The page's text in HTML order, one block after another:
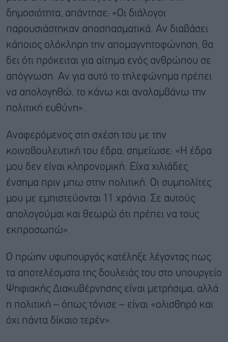
δημοσιότητα, απάντησε: «Οι διάλογοι
παρουσιάστηκαν αποσπασματικά. Αν διαβάσει
κάποιος ολόκληρη την απομαγνητοφώνηση, θα
δει ότι πρόκειται για αίτημα ενός ανθρώπου σε
απόγνωση. Αν για αυτό το τηλεφώνημα πρέπει
να απολογηθώ, το κάνω και αναλαμβάνω την
πολιτική ευθύνη».
Αναφερόμενος στη σχέση του με την
κοινοβουλευτική του έδρα, σημείωσε: «Η έδρα
μου δεν είναι κληρονομική. Είχα χιλιάδες
ένσημα πριν μπω στην πολιτική. Οι συμπολίτες
μου με εμπιστεύονται 11 χρόνια. Σε αυτούς
απολογούμαι και θεωρώ ότι πρέπει να τους
εκπροσωπώ».
Ο πρώην υφυπουργός κατέληξε λέγοντας πως
τα αποτελέσματα της δουλειάς του στο υπουργείο
Ψηφιακής Διακυβέρνησης είναι μετρήσιμα, αλλά
η πολιτική – όπως τόνισε – είναι «ολισθηρό και
όχι πάντα δίκαιο τερέν».